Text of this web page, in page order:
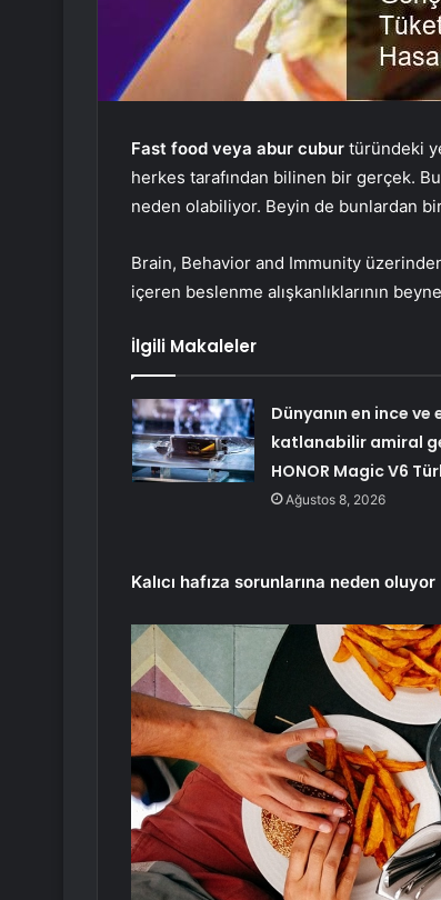
Fast food veya abur cubur türündeki
herkes tarafından bilinen bir gerçek.
neden olabiliyor. Beyin de bunlardan
Brain, Behavior and Immunity
içeren beslenme alışkanlıklarının
İlgili Makaleler
Dünyanın en ince ve
katlanabilir amiral
HONOR Magic V6
Ağustos 8, 2026
Kalıcı hafıza sorunlarına neden oluyor